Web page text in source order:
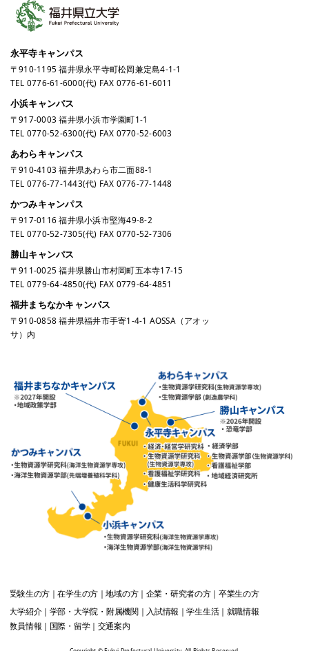
永平寺キャンパス
〒910-1195 福井県永平寺町松岡兼定島4-1-1
TEL 0776-61-6000(代) FAX 0776-61-6011
小浜キャンパス
〒917-0003 福井県小浜市学園町1-1
TEL 0770-52-6300(代) FAX 0770-52-6003
あわらキャンパス
〒910-4103 福井県あわら市二面88-1
TEL 0776-77-1443(代) FAX 0776-77-1448
かつみキャンパス
〒917-0116 福井県小浜市堅海49-8-2
TEL 0770-52-7305(代) FAX 0770-52-7306
勝山キャンパス
〒911-0025 福井県勝山市村岡町五本寺17-15
TEL 0779-64-4850(代) FAX 0779-64-4851
福井まちなかキャンパス
〒910-0858 福井県福井市手寄1-4-1 AOSSA（アオッ
サ）内
受験生の方 在学生の方 地域の方 企業・研究者の方 卒業生の方
大学紹介
学部・大学院・附属機関 入試情報 学生生活
就職情報
教員情報
国際・留学 交通案内